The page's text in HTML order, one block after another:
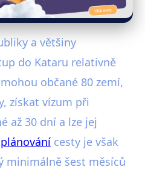
a většiny
do Kataru relativně
občané 80 zemí,
získat vízum při
až 30 dní a lze jej
plánování cesty je však
minimálně šest měsíců